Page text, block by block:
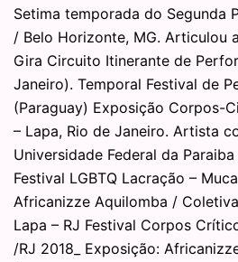
Setima temporada do Segunda
/ Belo Horizonte, MG. Articulou
Gira Circuito Itinerante de
Janeiro). Temporal Festival de
(Paraguay) Exposição Corpos-
– Lapa, Rio de Janeiro. Artista
Universidade Federal da
Festival LGBTQ Lacração –
Africanizze Aquilomba /
Lapa – RJ Festival Corpos
/RJ 2018_ Exposição: